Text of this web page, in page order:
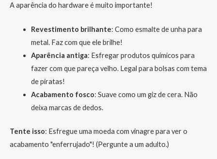
A aparência do hardware é muito importante!
Revestimento brilhante: Como esmalte de unha para
metal. Faz com que ele brilhe!
Aparência antiga: Esfregar produtos químicos para
fazer com que pareça velho. Legal para bolsas com tema
de piratas!
Acabamento fosco: Suave como um giz de cera. Não
deixa marcas de dedos.
Tente isso: Esfregue uma moeda com vinagre para ver o
acabamento "enferrujado"! (Pergunte a um adulto.)